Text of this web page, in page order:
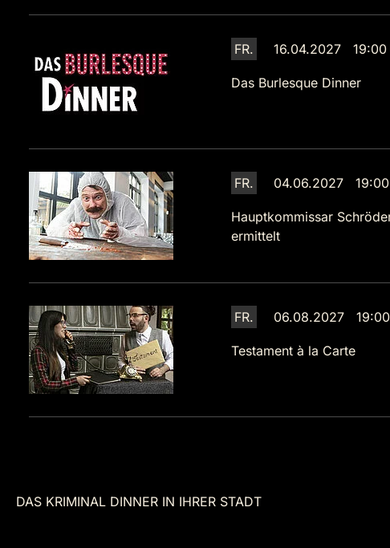
FR. 16.04.2027 19:00
Das Burlesque Dinner
FR. 04.06.2027
Hauptkommissar
ermittelt
FR. 06.08.2027
Testament à la Carte
DAS KRIMINAL DINNER IN IHRER STADT